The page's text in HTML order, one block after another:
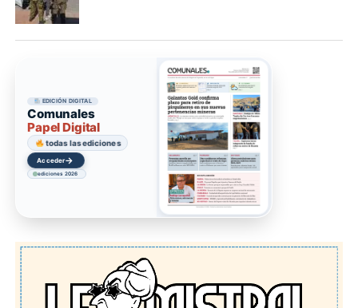
EDICIÓN DIGITAL
Comunales
Papel Digital
todas las ediciones
Acceder→
ediciones 2026